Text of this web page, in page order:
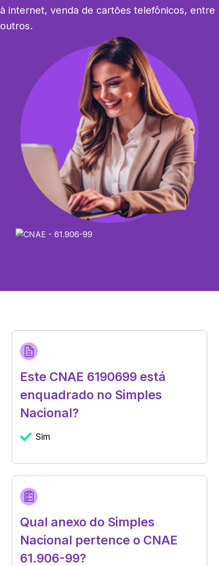
à internet, venda de cartões telefônicos, entre
outros.
Este CNAE 6190699 está
enquadrado no Simples
Nacional?
Sim
Qual anexo do Simples
Nacional pertence o CNAE
61.906-99?